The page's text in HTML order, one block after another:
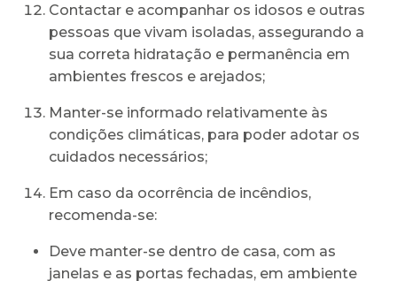
Contactar e acompanhar os idosos e outras
pessoas que vivam isoladas, assegurando a
sua correta hidratação e permanência em
ambientes frescos e arejados;
Manter-se informado relativamente às
condições climáticas, para poder adotar os
cuidados necessários;
Em caso da ocorrência de incêndios,
recomenda-se:
Deve manter-se dentro de casa, com as
janelas e as portas fechadas, em ambiente